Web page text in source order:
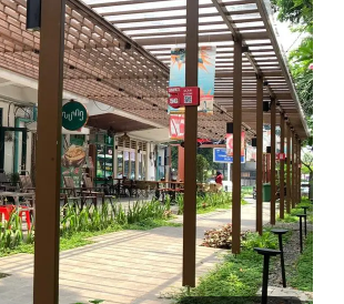
Copy Link